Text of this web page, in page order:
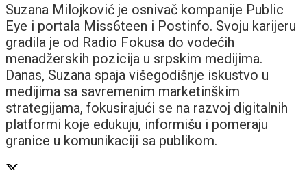
Suzana Milojković je osnivač kompanije Public
Eye i portala Miss6teen i Postinfo. Svoju karijeru
gradila je od Radio Fokusa do vodećih
menadžerskih pozicija u srpskim medijima.
Danas, Suzana spaja višegodišnje iskustvo u
medijima sa savremenim marketinškim
strategijama, fokusirajući se na razvoj digitalnih
platformi koje edukuju, informišu i pomeraju
granice u komunikaciji sa publikom.